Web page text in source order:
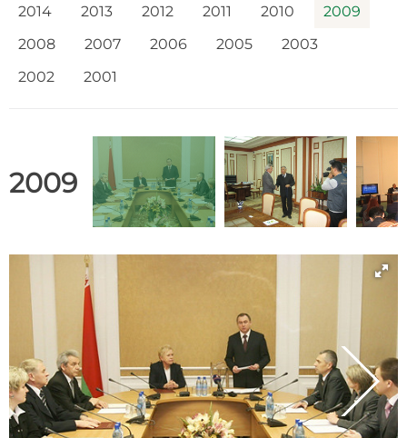
2014
2013 2012 2011 2010
2009
2008
2007 2006 2005
2003
2002
2001
2009